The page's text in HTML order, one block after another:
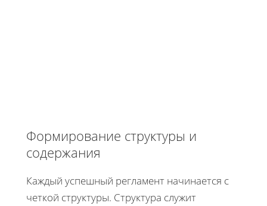
Формирование структуры и
содержания
Каждый успешный регламент начинается с
четкой структуры. Структура служит